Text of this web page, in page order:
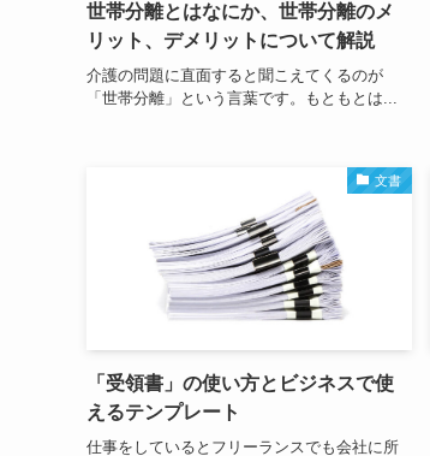
世帯分離とはなにか、世帯分離のメ
リット、デメリットについて解説
介護の問題に直面すると聞こえてくるのが
「世帯分離」という言葉です。もともとは...
文書
「受領書」の使い方とビジネスで使
えるテンプレート
仕事をしているとフリーランスでも会社に所